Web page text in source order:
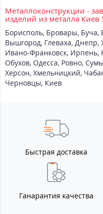
Металлоконструкции -
изделий из металла Киев
Борисполь, Бровары, Буча,
Вышгород, Глеваха, Днепр,
Ивано-Франковск, Ирпень,
Обухов, Одесса, Ровно, Сумы
Херсон, Хмельницкий,
Черновцы, Киев
Быстрая доставка
Ганарантия качества